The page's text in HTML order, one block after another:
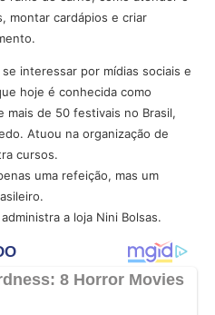
montar cardápios e criar
interessar por mídias sociais e
hoje é conhecida como
mais de 50 festivais no Brasil,
Atuou na organização de
cursos.
uma refeição, mas um
a loja Nini Bolsas.